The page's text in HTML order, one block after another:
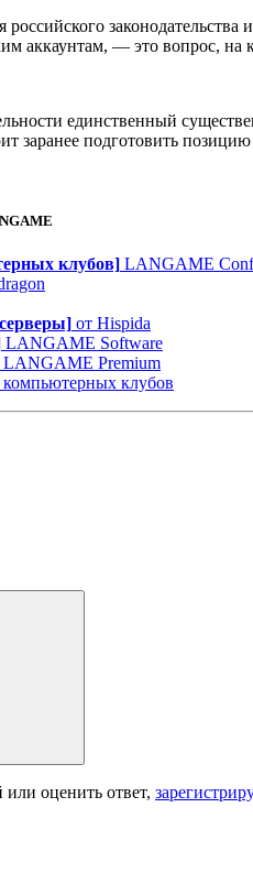
аккаунтам, — это вопрос, на
единственный
заранее подготовить
клубов] LANGAME
от Hispida
LANGAME Software
LANGAME Premium
клубов
или оценить ответ,